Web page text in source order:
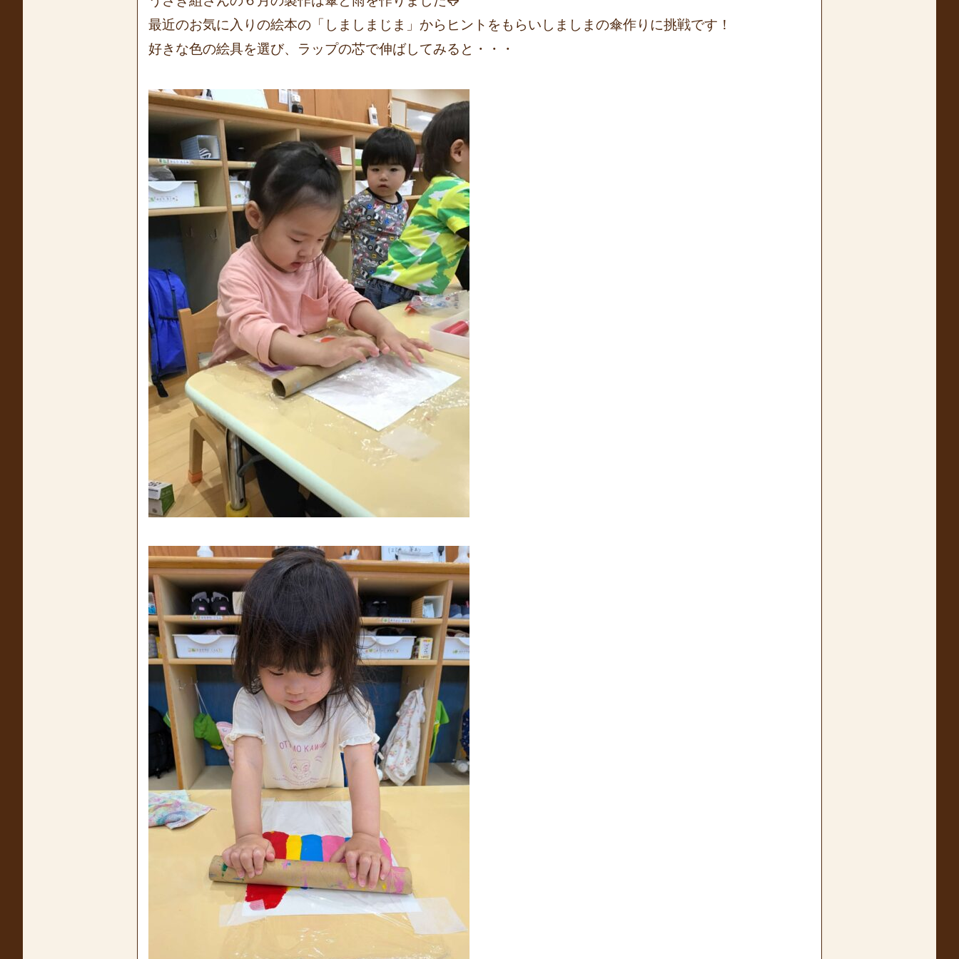
最近のお気に入りの絵本の「しましまじま」からヒントをもらいしましまの傘作りに挑戦です！
好きな色の絵具を選び、ラップの芯で伸ばしてみると・・・